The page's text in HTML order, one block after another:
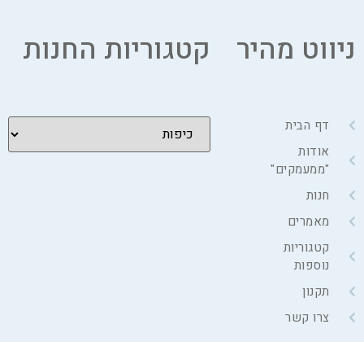
ניווט מהיר
דף הבית
אודות
"ממעמקים"
חנות
מאמרים
קטגוריות
נוספות
תקנון
צרו קשר
קטגוריות החנות